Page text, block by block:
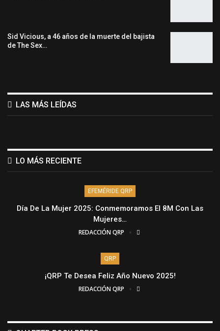
Sid Vicious, a 46 años de la muerte del bajista
de The Sex…
LAS MÁS LEÍDAS
LO MÁS RECIENTE
EFEMÉRIDE QRP
Día De La Mujer 2025: Conmemoramos El 8M Con Las
Mujeres…
REDACCIÓN QRP
QRP
¡QRP Te Desea Feliz Año Nuevo 2025!
REDACCIÓN QRP